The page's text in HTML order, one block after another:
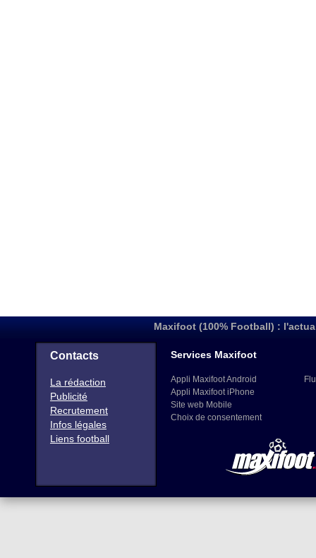
Maxifoot (100% Football) :
Contacts
La rédaction
Publicité
Recrutement
Infos légales
Liens football
Services Maxifoot
Appli Maxifoot Android
Appli Maxifoot iPhone
Site web Mobile
Choix de consentement